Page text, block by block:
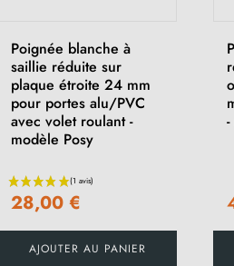
Poignée blanche à
saillie réduite sur
plaque étroite 24 mm
pour portes alu/PVC
avec volet roulant -
modèle Posy
28,00 €
AJOUTER AU PANIER